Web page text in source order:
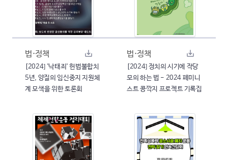
법·정책
[2024] '낙태죄' 헌법불합치
5년, 양질의 임신중지 지원체
계 모색을 위한 토론회
법·정책
[2024] 정치의 시기에 작당
모의 하는 법 - 2024 페미니
스트 콩깍지 프로젝트 기록집